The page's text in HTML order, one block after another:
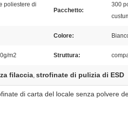
poliestere di
Pacchetto:
300
Colore:
m2 Struttura:
filaccia, strofinate di pulizia di ESD
di carta del locale senza polvere